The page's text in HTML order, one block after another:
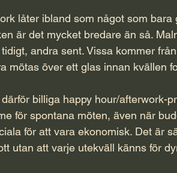
låter ibland som något som
är det mycket bredare än så.
andra sent. Vissa kommer
mötas över ett glas innan kvällen
billiga happy hour/afterwork-
för spontana möten, även när
för att vara ekonomisk. Det är
utan att varje utekväll känns för